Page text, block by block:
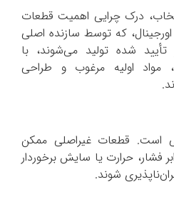
درک چرایی اهمیت قطعات
که توسط سازنده اصلی
تأیید شده تولید می‌شوند، با
مواد اولیه مرغوب و طراحی
است. قطعات غیراصلی ممکن
فشار، حرارت یا سایش برخوردار
شوند.